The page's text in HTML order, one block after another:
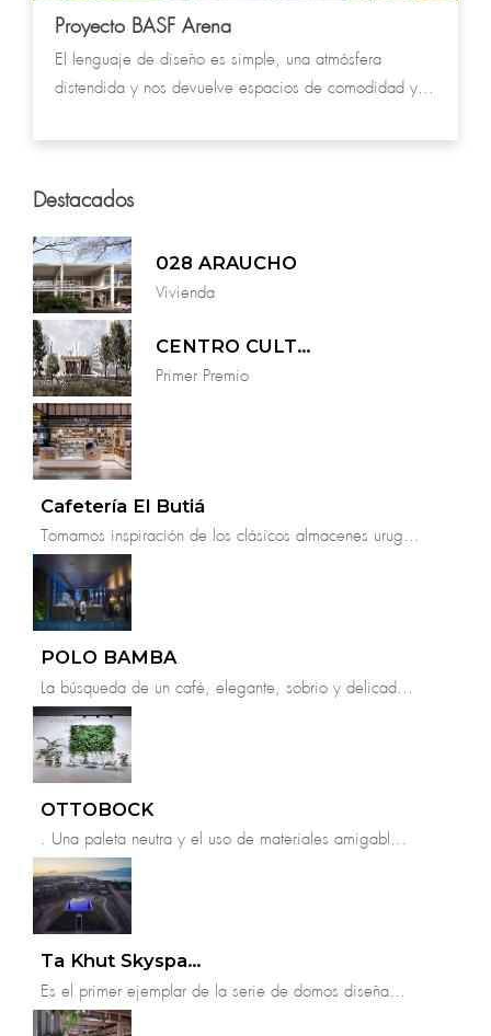
Proyecto BASF Arena
El lenguaje de diseño es simple, una atmósfera
distendida y nos devuelve espacios de comodidad y
incorporación de la naturaleza.
Destacados
028 ARAUCHO
Vivienda
CENTRO CULTURAL MARIANO ARANA
Primer Premio
Cafetería El Butiá
Tomamos inspiración de los clásicos almacenes urug...
POLO BAMBA
La búsqueda de un café, elegante, sobrio y delicad...
OTTOBOCK
. Una paleta neutra y el uso de materiales amigabl...
Ta Khut Skyspace
Es el primer ejemplar de la serie de domos diseña...